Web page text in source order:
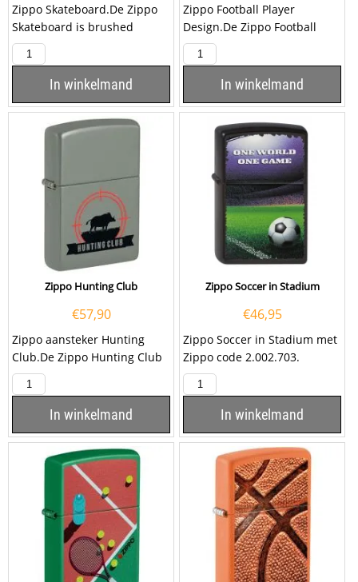
Zippo Skateboard.De Zippo
Skateboard is brushed
chrome afgewerkt met aan
de voorzijde een embleem...
In winkelmand
Zippo Football Player
Design.De Zippo Football
Player Design is matt zwart
afgewerkt met aan de...
In winkelmand
Zippo Hunting Club
€57,90
Zippo aansteker Hunting
Club.De Zippo Hunting Club
is matt sage afgewerkt. Aan
de voorzijde van de...
In winkelmand
Zippo Soccer in Stadium
€46,95
Zippo Soccer in Stadium met
Zippo code 2.002.703.
In winkelmand